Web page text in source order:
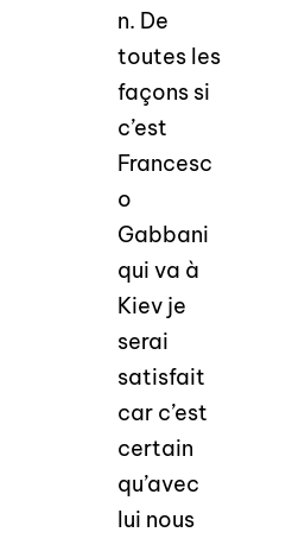
n. De
toutes les
façons si
c’est
Francesc
o
Gabbani
qui va à
Kiev je
serai
satisfait
car c’est
certain
qu’avec
lui nous